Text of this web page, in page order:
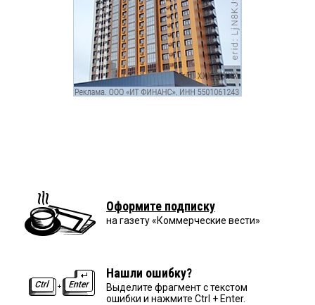
Оформите подписку
на газету «Коммерческие вести»
Нашли ошибку?
Выделите фрагмент с текстом
ошибки и нажмите Ctrl + Enter.